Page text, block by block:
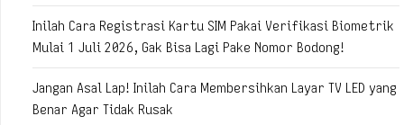
Inilah Cara Registrasi Kartu SIM Pakai Verifikasi Biometrik
Mulai 1 Juli 2026, Gak Bisa Lagi Pake Nomor Bodong!
Jangan Asal Lap! Inilah Cara Membersihkan Layar TV LED yang
Benar Agar Tidak Rusak